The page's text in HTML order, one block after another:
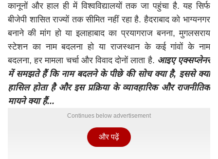
कानूनों और हाल ही में विश्वविद्यालयों तक जा पहुंचा है. यह सिर्फ
बीजेपी शासित राज्यों तक सीमित नहीं रहा है. हैदराबाद को भाग्यनगर
बनाने की मांग हो या इलाहाबाद का प्रयागराज बनना, मुगलसराय
स्टेशन का नाम बदलना हो या राजस्थान के कई गांवों के नाम
बदलना, हर मामला चर्चा और विवाद दोनों लाता है. आइए एक्सप्लेनर
में समझते हैं कि नाम बदलने के पीछे की सोच क्या है, इससे क्या
हासिल होता है और इस प्रक्रिया के व्यावहारिक और राजनीतिक
मायने क्या हैं...
Continues below advertisement
और पढ़ें